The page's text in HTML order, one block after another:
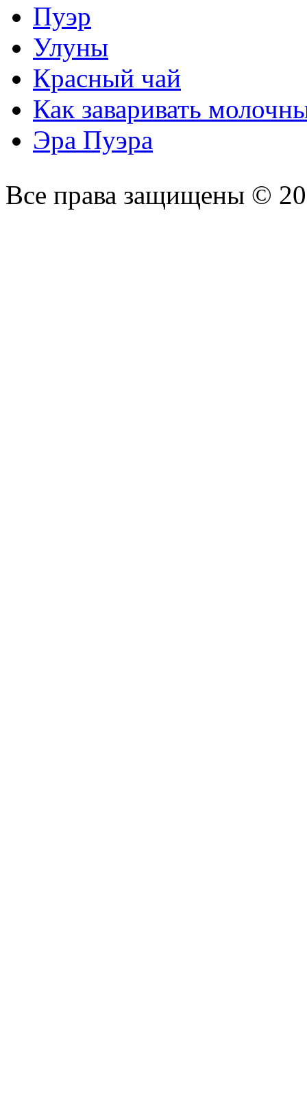
Пуэр
Улуны
Красный чай
Как заваривать
Эра Пуэра
Все права защищены ©